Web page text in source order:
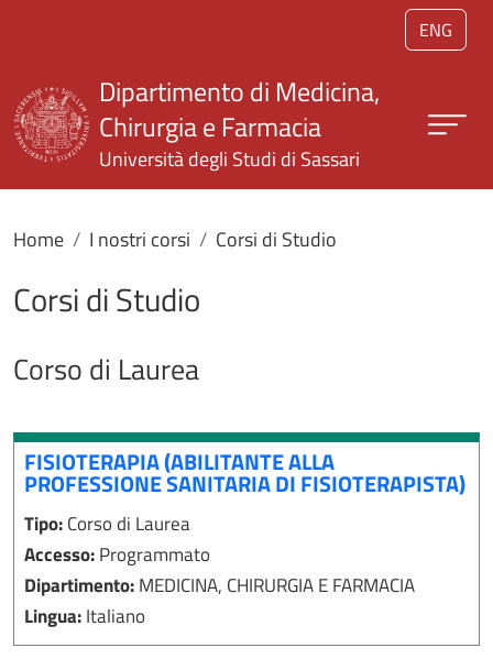
Salta al contenuto principale
ENG
Dipartimento di Medicina,
Chirurgia e Farmacia
Università degli Studi di Sassari
Home I nostri corsi Corsi di Studio
Corsi di Studio
Corso di Laurea
FISIOTERAPIA (ABILITANTE ALLA
PROFESSIONE SANITARIA DI FISIOTERAPISTA)
Tipo:Corso di Laurea
Accesso:Programmato
Dipartimento:MEDICINA, CHIRURGIA E FARMACIA
Lingua:Italiano